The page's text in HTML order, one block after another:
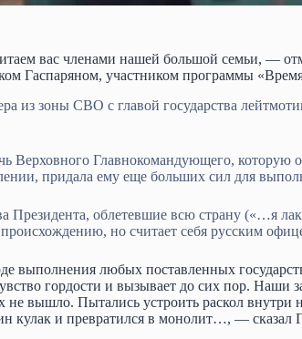
вас членами нашей большой семьи, —
Гаспаряном, участником программы
из зоны СВО с главой государства
Верховного Главнокомандующего,
придала ему еще больших сил для
Президента, облетевшие всю страну («…я
но считает себя русским
выполнения любых поставленных
гордости и вызывает до сих пор. Наши
не вышло. Пытались устроить раскол
кулак и превратился в монолит…, — сказал